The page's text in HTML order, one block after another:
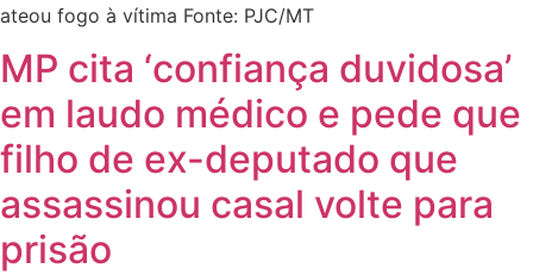
ateou fogo à vítima Fonte: PJC/MT
MP cita ‘confiança duvidosa’
em laudo médico e pede que
filho de ex-deputado que
assassinou casal volte para
prisão